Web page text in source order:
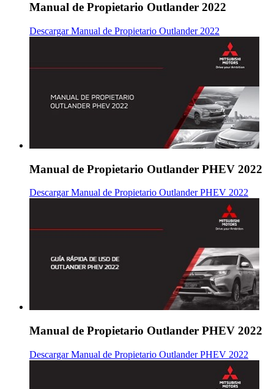
Manual de Propietario Outlander 2022
Descargar Manual de Propietario Outlander 2022
Manual de Propietario Outlander PHEV 2022
Descargar Manual de Propietario Outlander PHEV 2022
Manual de Propietario Outlander PHEV 2022
Descargar Manual de Propietario Outlander PHEV 2022